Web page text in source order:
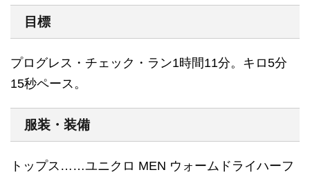
目標
プログレス・チェック・ラン1時間11分。キロ5分
15秒ペース。
服装・装備
トップス……ユニクロ MEN ウォームドライハーフ